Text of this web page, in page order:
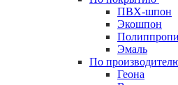
ПВХ-шпон
Экошпон
Эмаль
По
Геона